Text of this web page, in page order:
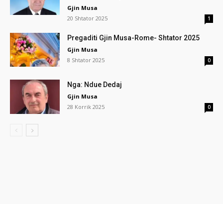
Gjin Musa
20 Shtator 2025
1
Pregaditi Gjin Musa-Rome- Shtator 2025
Gjin Musa
8 Shtator 2025
0
Nga: Ndue Dedaj
Gjin Musa
28 Korrik 2025
0